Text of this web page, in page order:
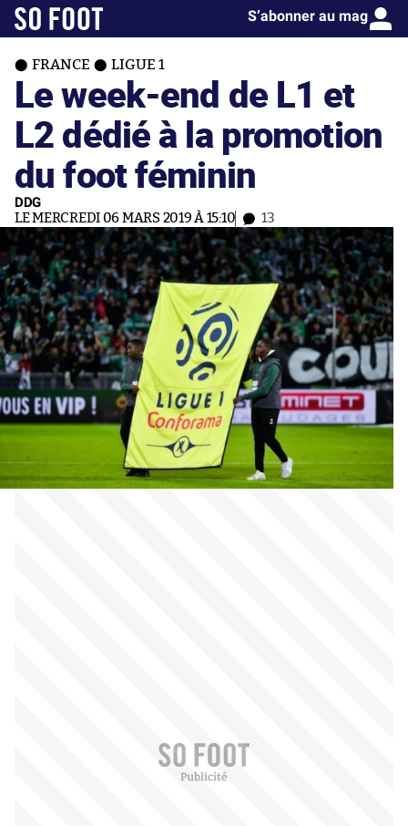
S’abonner au mag
FRANCE LIGUE 1
Le week-end de L1 et
L2 dédié à la promotion
du foot féminin
DDG
LE MERCREDI 06 MARS 2019 À 15:10 13